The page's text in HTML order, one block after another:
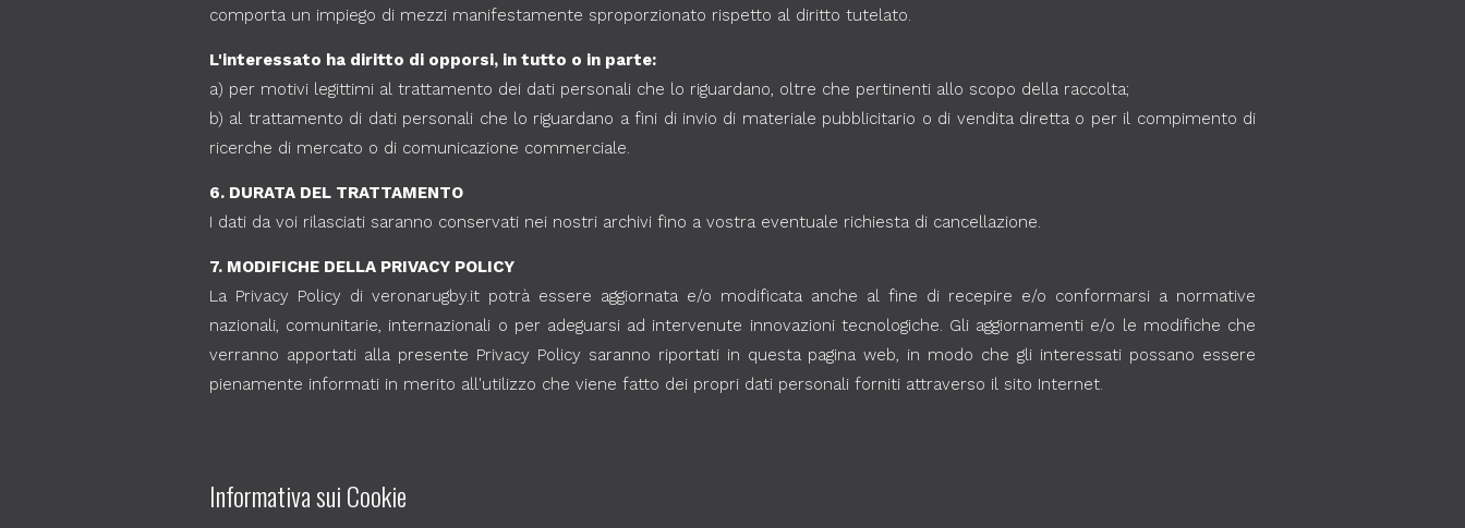
comporta un impiego di mezzi manifestamente sproporzionato rispetto al diritto tutelato.
L'interessato ha diritto di opporsi, in tutto o in parte:
a) per motivi legittimi al trattamento dei dati personali che lo riguardano, oltre che pertinenti allo scopo della raccolta;
b) al trattamento di dati personali che lo riguardano a fini di invio di materiale pubblicitario o di vendita diretta o per il compimento di
ricerche di mercato o di comunicazione commerciale.
6. DURATA DEL TRATTAMENTO
I dati da voi rilasciati saranno conservati nei nostri archivi fino a vostra eventuale richiesta di cancellazione.
7. MODIFICHE DELLA PRIVACY POLICY
La Privacy Policy di veronarugby.it potrà essere aggiornata e/o modificata anche al fine di recepire e/o conformarsi a normative
nazionali, comunitarie, internazionali o per adeguarsi ad intervenute innovazioni tecnologiche. Gli aggiornamenti e/o le modifiche che
verranno apportati alla presente Privacy Policy saranno riportati in questa pagina web, in modo che gli interessati possano essere
pienamente informati in merito all'utilizzo che viene fatto dei propri dati personali forniti attraverso il sito Internet.
Informativa sui Cookie